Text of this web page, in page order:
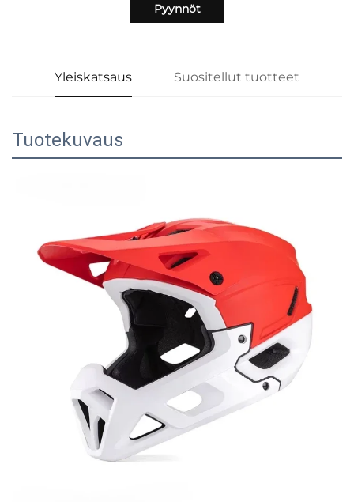
Pyynnöt
Yleiskatsaus Suositellut tuotteet
Tuotekuvaus